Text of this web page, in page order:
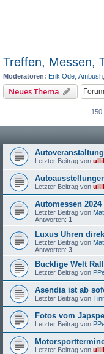
Treffen, Messen,
Moderatoren: Erik.Ode Ambush
Neues Thema
150
Letzter Beitrag von
Letzter Beitrag von
Automessen 2024
Letzter Beitrag von
Antworten: 1
Luxus Uhren
Letzter Beitrag von
Antworten: 3
Bucklige Welt
Letzter Beitrag von
Asendia ist ab
Letzter Beitrag von
Fotos vom
Letzter Beitrag von
Letzter Beitrag von